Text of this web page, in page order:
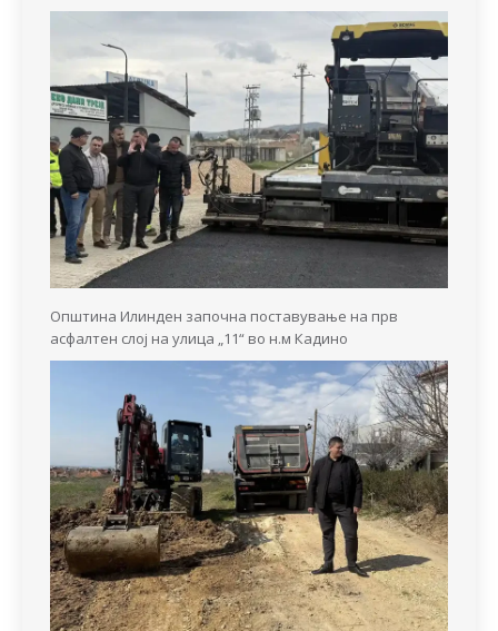
Општина Илинден започна поставување на прв
асфалтен слој на улица „11“ во н.м Кадино